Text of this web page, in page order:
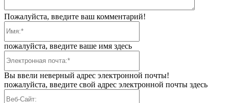
Пожалуйста, введите ваш комментарий!
пожалуйста, введите ваше имя здесь
Вы ввели неверный адрес электронной почты!
пожалуйста, введите свой адрес электронной почты здесь